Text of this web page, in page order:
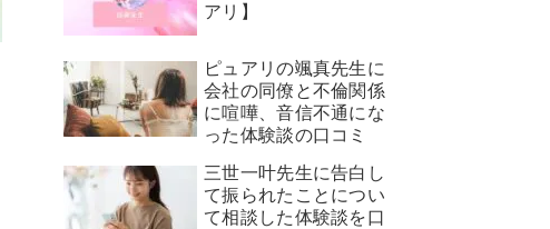
アリ】
ピュアリの颯真先生に
会社の同僚と不倫関係
に喧嘩、音信不通にな
った体験談の口コミ
三世一叶先生に告白し
て振られたことについ
て相談した体験談を口